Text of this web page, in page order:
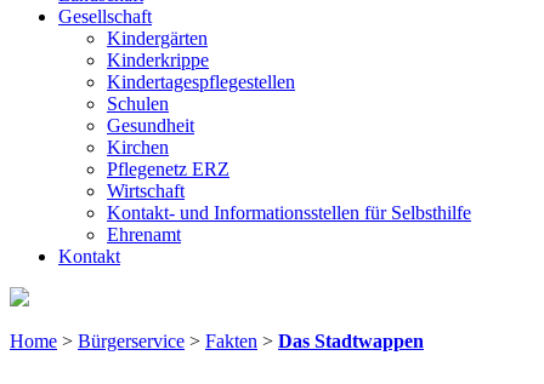
Gesellschaft
Kindergärten
Kinderkrippe
Kindertagespflegestellen
Schulen
Gesundheit
Kirchen
Pflegenetz ERZ
Wirtschaft
Kontakt- und Informationsstellen für Selbsthilfe
Ehrenamt
Kontakt
Home > Bürgerservice > Fakten > Das Stadtwappen